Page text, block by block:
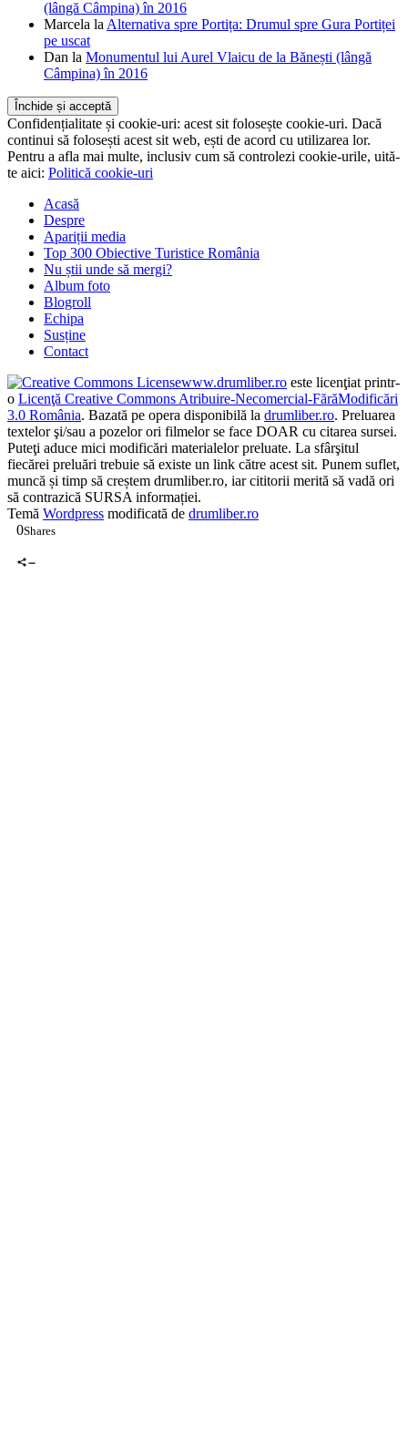
(lângă Câmpina) în 2016
Marcela laAlternativa spre Portița: Drumul spre Gura Portiței
pe uscat
Dan la Monumentul lui Aurel Vlaicu de la Bănești (lângă
Câmpina) în 2016
Confidențialitate și cookie-uri: acest sit folosește cookie-uri. Dacă
continui să folosești acest sit web, ești de acord cu utilizarea lor.
Pentru a afla mai multe, inclusiv cum să controlezi cookie-urile, uită-
te aici: Politică cookie-uri
Acasă
Despre
Apariții media
Top 300 Obiective Turistice România
Nu știi unde să mergi?
Album foto
Blogroll
Echipa
Susține
Contact
www.drumliber.ro este licenţiat printr-
o Licenţă Creative Commons Atribuire-Necomercial-FărăModificări
3.0 România. Bazată pe opera disponibilă la drumliber.ro. Preluarea
textelor şi/sau a pozelor ori filmelor se face DOAR cu citarea sursei.
Puteţi aduce mici modificări materialelor preluate. La sfârşitul
fiecărei preluări trebuie să existe un link către acest sit. Punem suflet,
muncă și timp să creștem drumliber.ro, iar cititorii merită să vadă ori
să contrazică SURSA informației.
Temă Wordpress modificată de drumliber.ro
0Shares